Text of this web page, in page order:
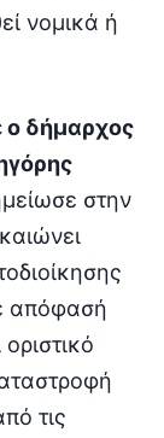
νομικά ή
ο δήμαρχος
στην
απόφασή
τις